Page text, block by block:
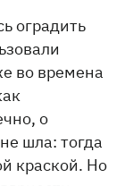
оградить
во времена
о
шла: тогда
краской. Но